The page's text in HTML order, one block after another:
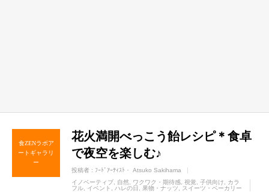
食ZENラボア
ートギャラリ
ー
花火満開べっこう飴レシピ＊食卓
で夜空を楽しむ♪
投稿者 : ﾌｰﾄﾞｱｰﾃｨｽﾄ・ Atsuko Sakihama
イノベーティブ
自然 ワクワク・期待感 視覚 子供向け
カラ
フル
イベント ハレの日 果物・ナッツ
スイーツ・ベーカリー